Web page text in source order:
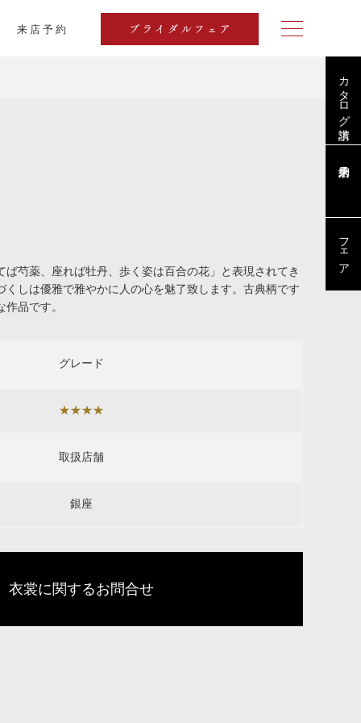
来店予約 ブライダルフェア
カタログ請求
フェア
ば芍薬、座れば牡丹、歩く姿は百合の花」と表現されてき
くしは優雅で雅やかに人の心を魅了致します。古典柄です
作品です。
グレード
★★★★
取扱店舗
銀座
衣裳に関するお問合せ